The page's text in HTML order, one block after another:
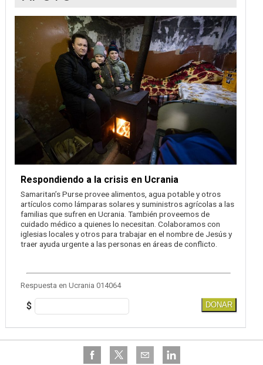
Respondiendo a la crisis en Ucrania
Samaritan’s Purse provee alimentos, agua potable y otros
artículos como lámparas solares y suministros agrícolas a las
familias que sufren en Ucrania. También proveemos de
cuidado médico a quienes lo necesitan. Colaboramos con
iglesias locales y otros para trabajar en el nombre de Jesús y
traer ayuda urgente a las personas en áreas de conflicto.
Respuesta en Ucrania 014064
$ DONAR